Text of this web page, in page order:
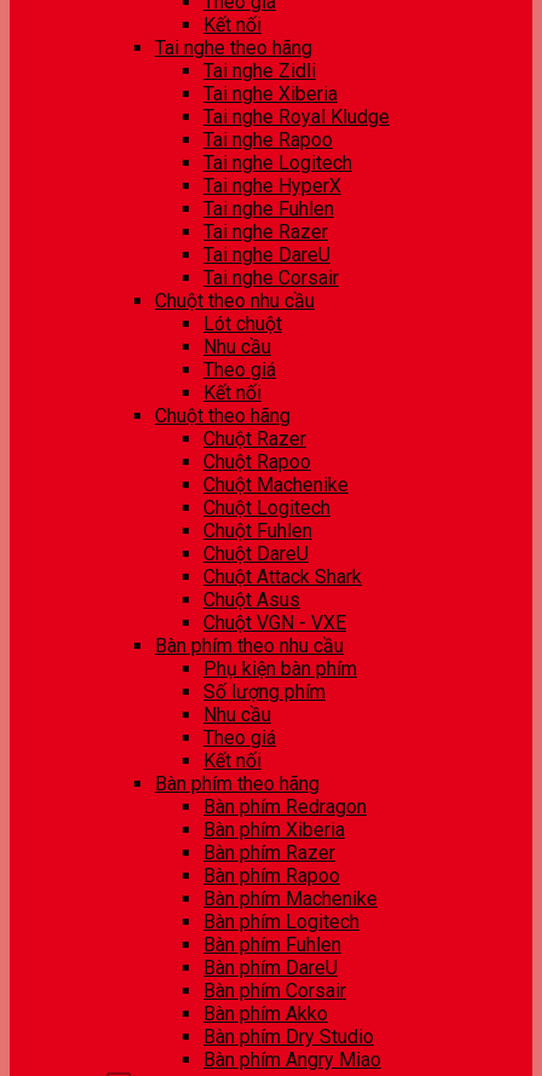
Kết nối
Tai nghe theo hãng
Tai nghe Zidli
Tai nghe Xiberia
Tai nghe Royal Kludge
Tai nghe Rapoo
Tai nghe Logitech
Tai nghe HyperX
Tai nghe Fuhlen
Tai nghe Razer
Tai nghe DareU
Tai nghe Corsair
Chuột theo nhu cầu
Lót chuột
Nhu cầu
Theo giá
Kết nối
Chuột theo hãng
Chuột Razer
Chuột Rapoo
Chuột Machenike
Chuột Logitech
Chuột Fuhlen
Chuột DareU
Chuột Attack Shark
Chuột Asus
Chuột VGN - VXE
Bàn phím theo nhu cầu
Phụ kiện bàn phím
Số lượng phím
Nhu cầu
Theo giá
Kết nối
Bàn phím theo hãng
Bàn phím Redragon
Bàn phím Xiberia
Bàn phím Razer
Bàn phím Rapoo
Bàn phím Machenike
Bàn phím Logitech
Bàn phím Fuhlen
Bàn phím DareU
Bàn phím Corsair
Bàn phím Akko
Bàn phím Dry Studio
Bàn phím Angry Miao